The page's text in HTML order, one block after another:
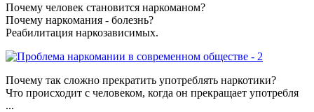
Почему человек становится наркоманом?
Почему наркомания - болезнь?
Реабилитация наркозависимых.
Почему так сложно прекратить употреблять наркотики?
Что происходит с человеком, когда он прекращает употребля
...